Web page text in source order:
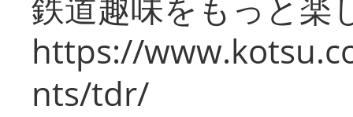
https://
nts/tdr/